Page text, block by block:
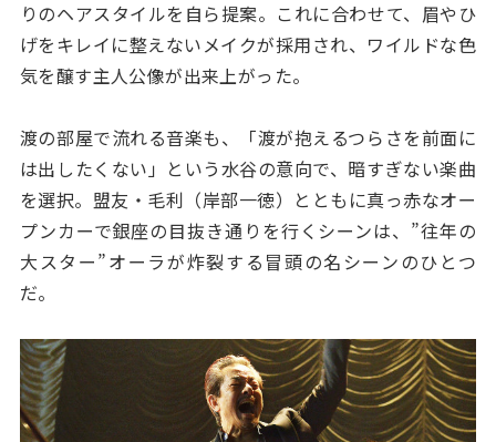
りのヘアスタイルを自ら提案。これに合わせて、眉やひ
げをキレイに整えないメイクが採用され、ワイルドな色
気を醸す主人公像が出来上がった。
渡の部屋で流れる音楽も、「渡が抱えるつらさを前面に
は出したくない」という水谷の意向で、暗すぎない楽曲
を選択。盟友・毛利（岸部一徳）とともに真っ赤なオー
プンカーで銀座の目抜き通りを行くシーンは、”往年の
大スター”オーラが炸裂する冒頭の名シーンのひとつ
だ。